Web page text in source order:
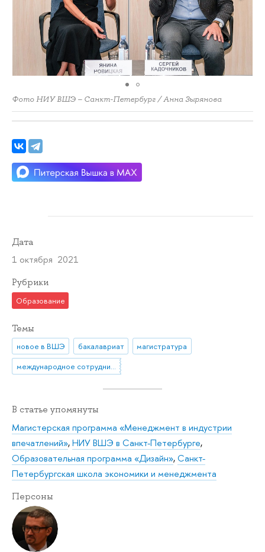
Фото НИУ ВШЭ – Санкт-Петербург / Анна Зырянова
Дата
1 октября 2021
Рубрики
Образование
Темы
новое в ВШЭ бакалавриат
магистратура
международное сотрудничество
В статье упомянуты
Магистерская программа «Менеджмент в индустрии
впечатлений»,НИУ ВШЭ в Санкт-Петербурге,
Образовательная программа «Дизайн»,Санкт-
Петербургская школа экономики и менеджмента
Персоны